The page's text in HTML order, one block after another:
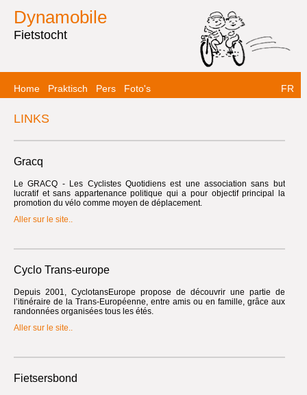
Dynamobile
Fietstocht
Home Praktisch Pers Foto's FR
LINKS
Gracq
Le GRACQ - Les Cyclistes Quotidiens est une association sans but
lucratif et sans appartenance politique qui a pour objectif principal la
promotion du vélo comme moyen de déplacement.
Aller sur le site..
Cyclo Trans-europe
Depuis 2001, CyclotansEurope propose de découvrir une partie de
l’itinéraire de la Trans-Européenne, entre amis ou en famille, grâce aux
randonnées organisées tous les étés.
Aller sur le site..
Fietsersbond